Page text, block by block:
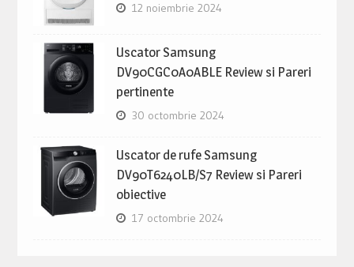
12 noiembrie 2024
Uscator Samsung
DV90CGC0A0ABLE Review si Pareri
pertinente
30 octombrie 2024
Uscator de rufe Samsung
DV90T6240LB/S7 Review si Pareri
obiective
17 octombrie 2024